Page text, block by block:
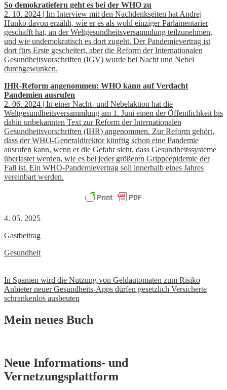
So demokratiefern geht es bei der WHO zu
2. 10. 2024 | Im Interview mit den Nachdenkseiten hat Andrej
Hunko davon erzählt, wie er es als wohl einziger Parlamentarier
geschafft hat, an der Weltgesundheitsversammlung teilzunehmen,
und wie undemokratisch es dort zugeht. Der Pandemievertrag ist
dort fürs Erste gescheitert, aber die Reform der Internationalen
Gesundheitsvorschriften (IGV) wurde bei Nacht und Nebel
durchgewunken.
IHR-Reform angenommen: WHO kann auf Verdacht
Pandemien ausrufen
2. 06. 2024 | In einer Nacht- und Nebelaktion hat die
Weltgesundheitsversammlung am 1. Juni einen der Öffentlichkeit bis
dahin unbekannten Text zur Reform der Internationalen
Gesundheitsvorschriften (IHR) angenommen. Zur Reform gehört,
dass der WHO-Generaldirektor künftig schon eine Pandemie
ausrufen kann, wenn er die Gefahr sieht, dass Gesundheitssysteme
überlastet werden, wie es bei jeder größeren Grippeepidemie der
Fall ist. Ein WHO-Pandemievertrag soll innerhalb eines Jahres
vereinbart werden.
4. 05. 2025
Gastbeitrag
Gesundheit
Beitrags-
Navigation
In Spanien wird die Nutzung von Geldautomaten zum Risiko
Anbieter neuer Gesundheits-Apps dürfen gesetzlich Versicherte
schrankenlos ausbeuten
Mein neues Buch
Neue Informations- und
Vernetzungsplattform